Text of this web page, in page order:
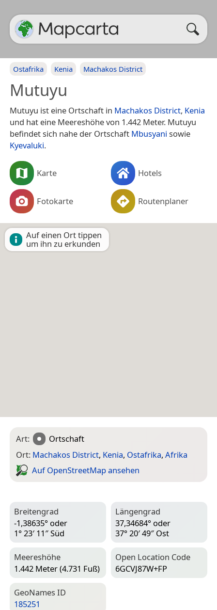
Ostafrika Kenia Machakos District
Mutuyu
Mutuyu ist eine Ortschaft in Machakos District, Kenia
und hat eine Meereshöhe von 1.442 Meter. Mutuyu
befindet sich nahe der Ortschaft Mbusyani sowie
Kyevaluki.
Karte Hotels
Fotokarte Routenplaner
Auf einen Ort tippen
um ihn zu erkunden
Art:
Ortschaft
Ort: Machakos District, Kenia, Ostafrika, Afrika
Auf Open­Street­Map ansehen
Breitengrad
-1,38635° oder
1° 23′ 11″ Süd
Längengrad
37,34684° oder
37° 20′ 49″ Ost
Meereshöhe
1.442 Meter (4.731 Fuß)
Open Location Code
6GCVJ87W+FP
Geo­Names ID
185251